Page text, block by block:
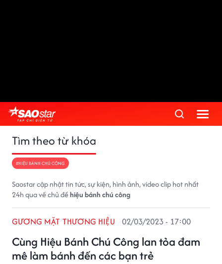
Tìm theo từ khóa
#HIỆU BÁNH CHÚ CÔNG
Saostar cập nhật tin tức, sự kiện, hình ảnh, video clip hot nhất
24h qua về chủ đềhiệu bánh chú công
Cùng Hiệu Bánh Chú Công lan tỏa đam
mê làm bánh đến các bạn trẻ
GƯƠNG MẶT THƯƠNG HIỆU 02/03/2023 - 17:00